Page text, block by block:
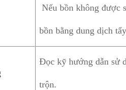
Nếu bồn không được
bồn bằng dung dịch
Đọc kỹ hướng dẫn sử
trộn.